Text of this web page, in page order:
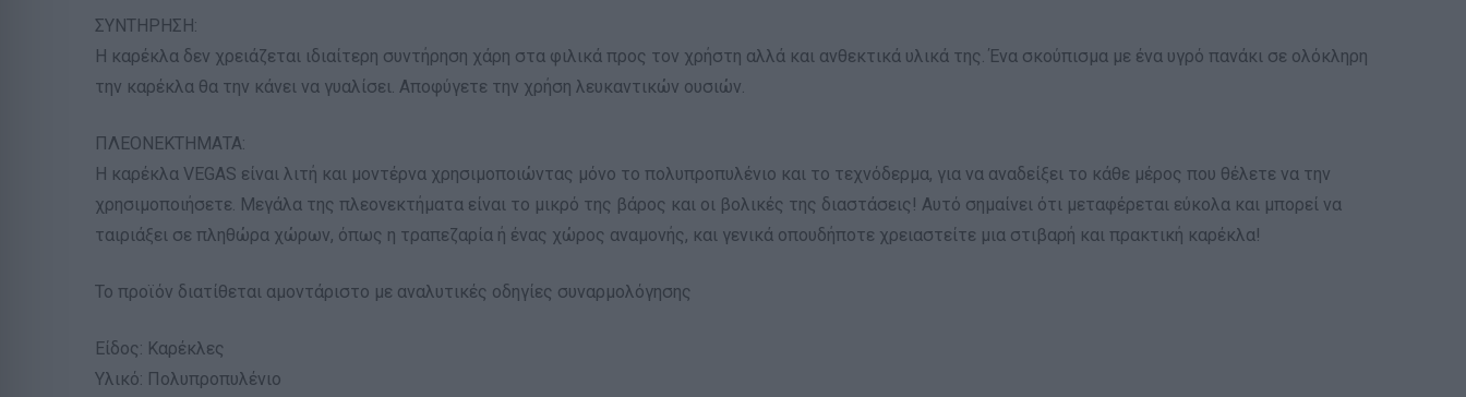
ΣΥΝΤΗΡΗΣΗ:
Η καρέκλα δεν χρειάζεται ιδιαίτερη συντήρηση χάρη στα φιλικά προς τον χρήστη αλλά και ανθεκτικά υλικά της. Ένα σκούπισμα με ένα υγρό πανάκι σε ολόκληρη
την καρέκλα θα την κάνει να γυαλίσει. Αποφύγετε την χρήση λευκαντικών ουσιών.
ΠΛΕΟΝΕΚΤΗΜΑΤΑ:
Η καρέκλα VEGAS είναι λιτή και μοντέρνα χρησιμοποιώντας μόνο το πολυπροπυλένιο και το τεχνόδερμα, για να αναδείξει το κάθε μέρος που θέλετε να την
χρησιμοποιήσετε. Μεγάλα της πλεονεκτήματα είναι το μικρό της βάρος και οι βολικές της διαστάσεις! Αυτό σημαίνει ότι μεταφέρεται εύκολα και μπορεί να
ταιριάξει σε πληθώρα χώρων, όπως η τραπεζαρία ή ένας χώρος αναμονής, και γενικά οπουδήποτε χρειαστείτε μια στιβαρή και πρακτική καρέκλα!
Το προϊόν διατίθεται αμοντάριστο με αναλυτικές οδηγίες συναρμολόγησης
Είδος: Καρέκλες
Υλικό: Πολυπροπυλένιο